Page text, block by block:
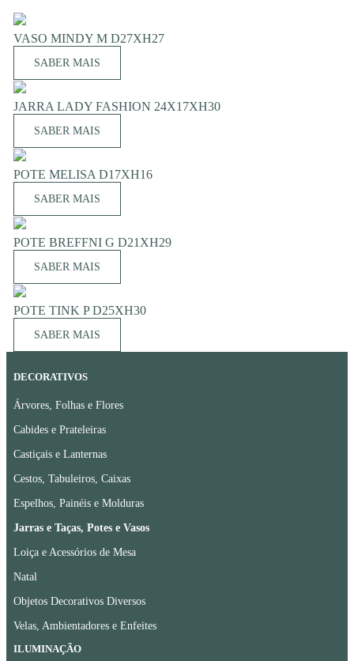
VASO MINDY M D27XH27
SABER MAIS
JARRA LADY FASHION 24X17XH30
SABER MAIS
POTE MELISA D17XH16
SABER MAIS
POTE BREFFNI G D21XH29
SABER MAIS
POTE TINK P D25XH30
SABER MAIS
DECORATIVOS
Árvores, Folhas e Flores
Cabides e Prateleiras
Castiçais e Lanternas
Cestos, Tabuleiros, Caixas
Espelhos, Painéis e Molduras
Jarras e Taças, Potes e Vasos
Loiça e Acessórios de Mesa
Natal
Objetos Decorativos Diversos
Velas, Ambientadores e Enfeites
ILUMINAÇÃO